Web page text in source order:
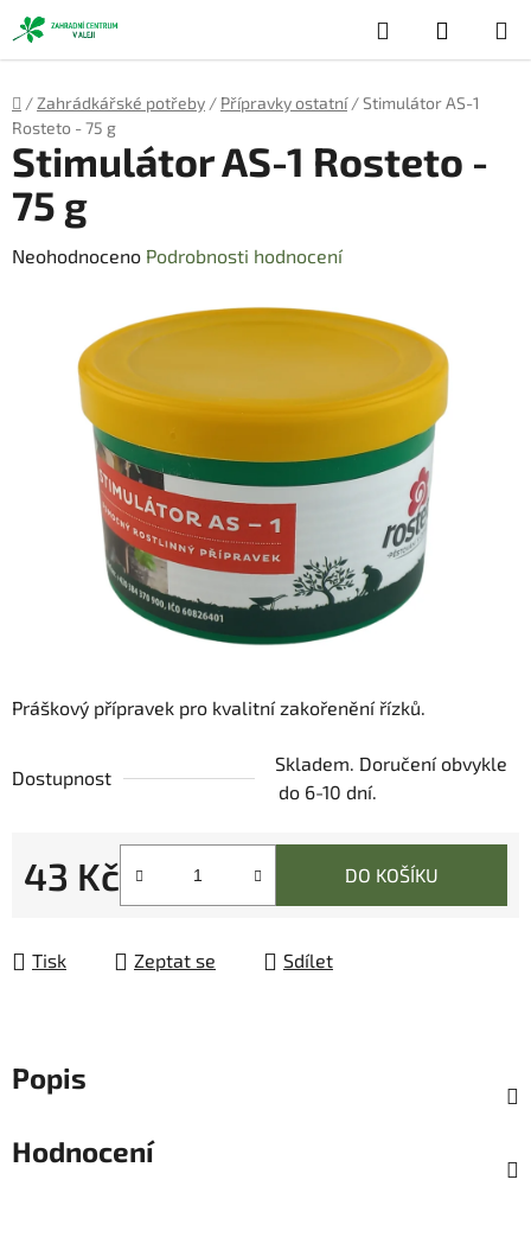
Přejít
na
obsah
Hledat
KOŠÍK
Domů
/ Zahrádkářské potřeby / Přípravky ostatní /Stimulátor AS-1
Rosteto - 75 g
Práškový přípravek pro kvalitní zakořenění řízků.
Dostupnost
Skladem. Doručení obvykle
do 6-10 dní.
43 Kč
Měrná cena:
DO KOŠÍKU
Tisk Zeptat se Sdílet
Stimulátor AS-1 Rosteto -
75 g
Průměrné
hvězdiček.
Neohodnoceno Podrobnosti hodnocení
Popis
Hodnocení